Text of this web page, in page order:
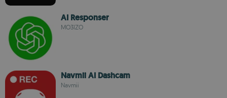
AI Responser
MO3IZO
Navmii AI Dashcam
Navmii